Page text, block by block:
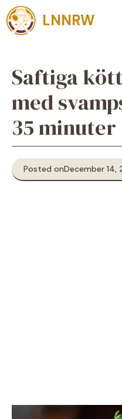
Skip
to
content
LNNRW
Saftiga
med
35 minuter
Posted onDecember 14,